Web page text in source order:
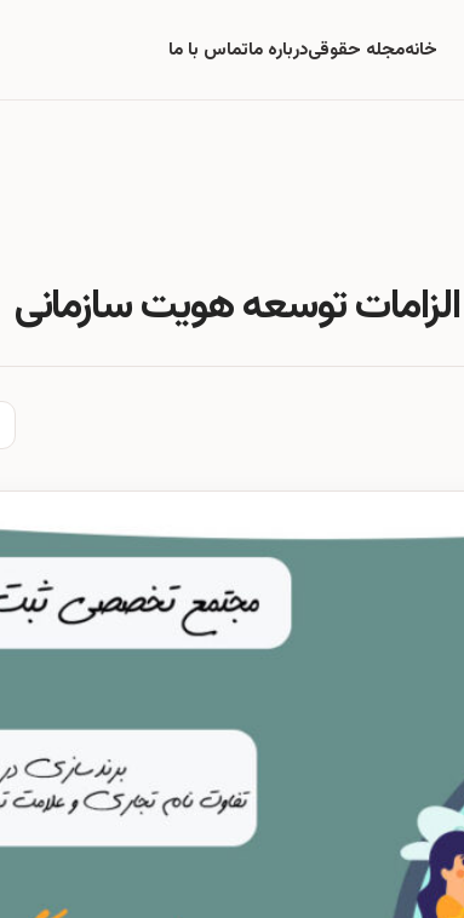
خانهمجله حقوقیدرباره ماتماس با ما
توسعه هویت سازمانی